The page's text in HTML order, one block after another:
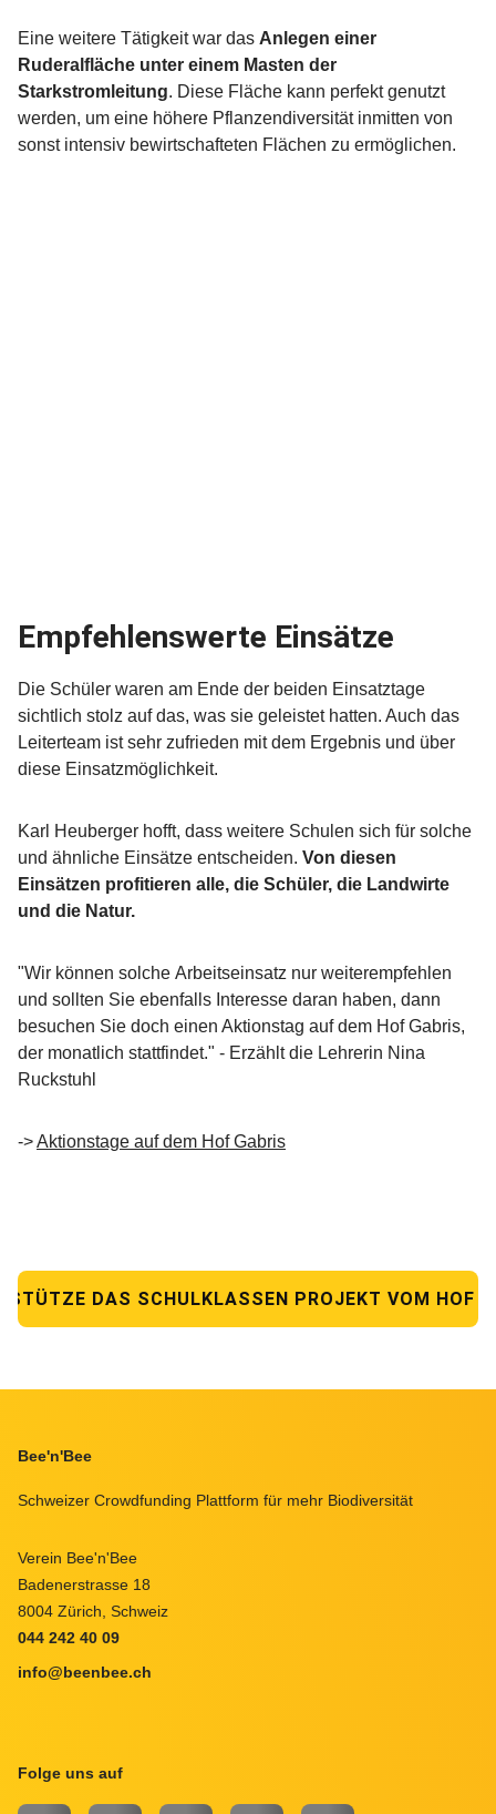
Eine weitere Tätigkeit war das Anlegen einer
Ruderalfläche unter einem Masten der
Starkstromleitung. Diese Fläche kann perfekt genutzt
werden, um eine höhere Pflanzendiversität inmitten von
sonst intensiv bewirtschafteten Flächen zu ermöglichen.
Empfehlenswerte Einsätze
Die Schüler waren am Ende der beiden Einsatztage
sichtlich stolz auf das, was sie geleistet hatten. Auch das
Leiterteam ist sehr zufrieden mit dem Ergebnis und über
diese Einsatzmöglichkeit.
Karl Heuberger hofft, dass weitere Schulen sich für solche
und ähnliche Einsätze entscheiden. Von diesen
Einsätzen profitieren alle, die Schüler, die Landwirte
und die Natur.
"Wir können solche Arbeitseinsatz nur weiterempfehlen
und sollten Sie ebenfalls Interesse daran haben, dann
besuchen Sie doch einen Aktionstag auf dem Hof Gabris,
der monatlich stattfindet." - Erzählt die Lehrerin Nina
Ruckstuhl
->Aktionstage auf dem Hof Gabris
DAS SCHULKLASSEN PROJEKT VOM HOF
Footer
Bee'n'Bee
Schweizer Crowdfunding Plattform für mehr Biodiversität
Verein Bee'n'Bee
Badenerstrasse 18
8004 Zürich, Schweiz
044 242 40 09
info@beenbee.ch
Folge uns auf